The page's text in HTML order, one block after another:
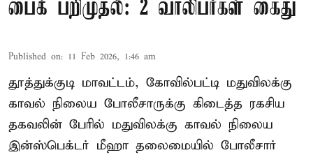
பைக் பறிமுதல்: 2 வாலிபர்கள் கைது
Published on: 11 Feb 2026, 1:46 am
தூத்துக்குடி மாவட்டம், கோவில்பட்டி மதுவிலக்கு
காவல் நிலைய போலீசாருக்கு கிடைத்த ரகசிய
தகவலின் பேரில் மதுவிலக்கு காவல் நிலைய
இன்ஸ்பெக்டர் மீஹா தலைமையில் போலீசார்